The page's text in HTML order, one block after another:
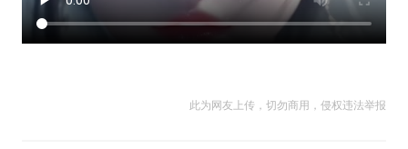
此为网友上传，切勿商用，侵权违法举报